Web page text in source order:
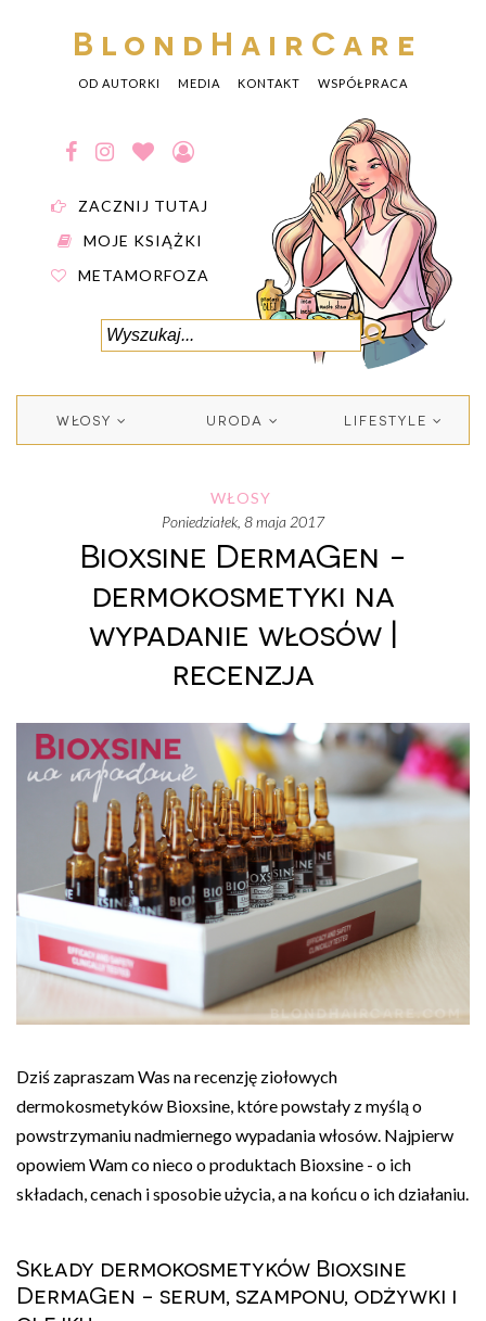
BlondHairCare
OD AUTORKI MEDIA KONTAKT WSPÓŁPRACA
ZACZNIJ TUTAJ
MOJE KSIĄŻKI
METAMORFOZA
WŁOSY URODA LIFESTYLE
WŁOSY
poniedziałek, 8 maja 2017
Bioxsine DermaGen -
dermokosmetyki na
wypadanie włosów |
recenzja
Dziś zapraszam Was na recenzję ziołowych
dermokosmetyków Bioxsine, które powstały z myślą o
powstrzymaniu nadmiernego wypadania włosów. Najpierw
opowiem Wam co nieco o produktach Bioxsine - o ich
składach, cenach i sposobie użycia, a na końcu o ich działaniu.
Składy dermokosmetyków Bioxsine
DermaGen - serum, szamponu, odżywki i